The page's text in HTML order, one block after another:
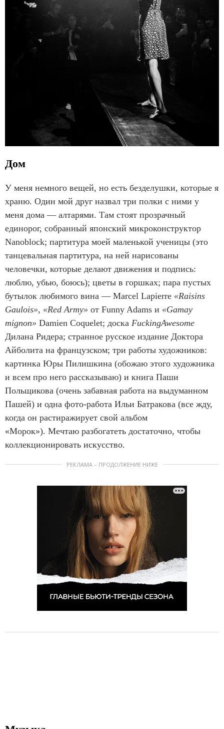
Дом
У меня немного вещей, но есть безделушки, которые я
храню. Один мой друг назвал три полки с ними у
меня дома — алтарями. Там стоят прозрачный
единорог, собранный японский микроконструктор
Nanoblock; партитура моей маленькой ученицы (это
танцевальная партитура, на ней нарисованы
человечки, которые делают движения и подпись:
люблю, убью, боюсь); цветы в горшках; пара пустых
бутылок любимого вина — Marcel Lapierre «Raisins
Gaulois», «Red Army» от Funny Adams и «Gamay
mignon» Damien Coquelet; доска FuckingAwesome
Дилана Ридера; странное русское издание Доктора
Айболита на французском; три работы художников:
картинка Юры Пилишкина (обожаю этого художника
и всем про него рассказываю) и книга Паши
Польщикова (очень забавная работа на выдуманном
Пашей) и одна фото-работа Ильи Батракова (все жду,
когда он растиражирует свой альбом
«Морок»). Мечтаю разбогатеть достаточно, чтобы
коллекционировать искусство.
РЕКЛАМА – ПРОДОЛЖЕНИЕ НИЖЕ